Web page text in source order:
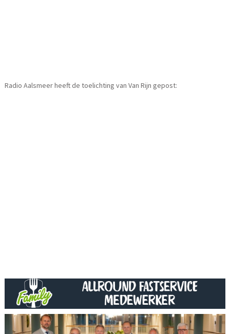
Radio Aalsmeer heeft de toelichting van Van Rijn gepost: